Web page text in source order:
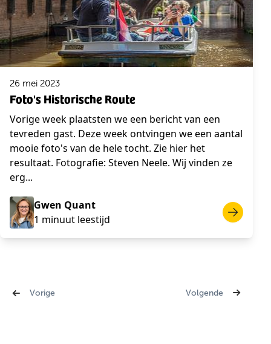
26 mei 2023
Foto's Historische Route
Vorige week plaatsten we een bericht van een
tevreden gast. Deze week ontvingen we een aantal
mooie foto's van de hele tocht. Zie hier het
resultaat. Fotografie: Steven Neele. Wij vinden ze
erg...
Gwen Quant
1 minuut leestijd
‹ Vorige Volgende ›